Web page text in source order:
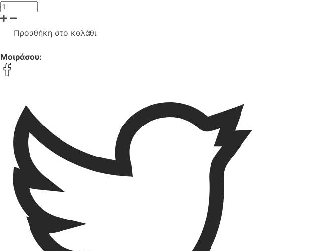
Προσθήκη στο καλάθι
Μοιράσου: